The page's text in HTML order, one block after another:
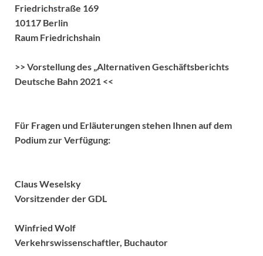
Friedrichstraße 169
10117 Berlin
Raum Friedrichshain
>> Vorstellung des „Alternativen Geschäftsberichts
Deutsche Bahn 2021 <<
Für Fragen und Erläuterungen stehen Ihnen auf dem
Podium zur Verfügung:
Claus Weselsky
Vorsitzender der GDL
Winfried Wolf
Verkehrswissenschaftler, Buchautor